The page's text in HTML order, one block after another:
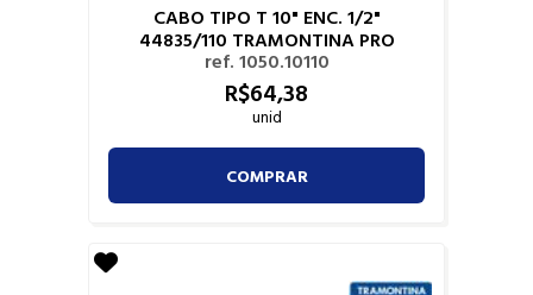
CABO TIPO T 10" ENC. 1/2"
44835/110 TRAMONTINA PRO
ref. 1050.10110
R$64,38
unid
COMPRAR